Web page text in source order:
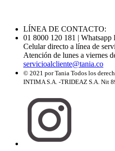
LÍNEA DE CONTACTO:
01 8000 120 181 | Whatsapp
Celular directo a línea de
Atención de lunes a viernes
servicioalcliente@tania.co
© 2021 por Tania Todos los
INTIMA S.A. -TRIDEAZ S.A. Nit